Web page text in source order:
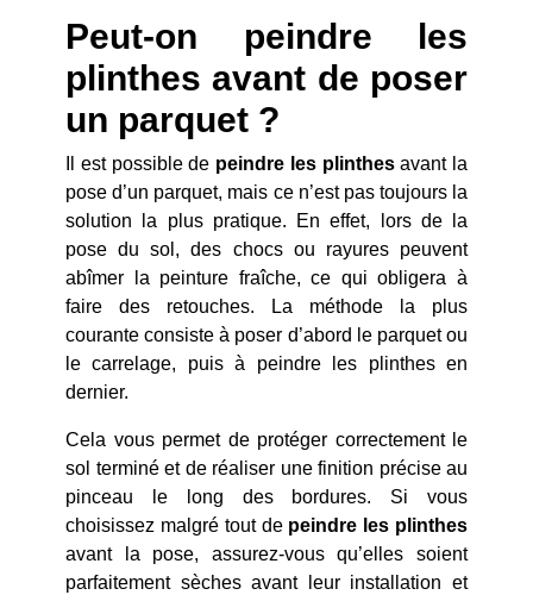
Peut-on peindre les
plinthes avant de poser
un parquet ?
Il est possible de peindre les plinthesavant la
pose d’un parquet, mais ce n’est pas toujours la
solution la plus pratique. En effet, lors de la
pose du sol, des chocs ou rayures peuvent
abîmer la peinture fraîche, ce qui obligera à
faire des retouches. La méthode la plus
courante consiste à poser d’abord le parquet ou
le carrelage, puis à peindre les plinthes en
dernier.
Cela vous permet de protéger correctement le
sol terminé et de réaliser une finition précise au
pinceau le long des bordures. Si vous
choisissez malgré tout de peindre les plinthes
avant la pose, assurez-vous qu’elles soient
parfaitement sèches avant leur installation et